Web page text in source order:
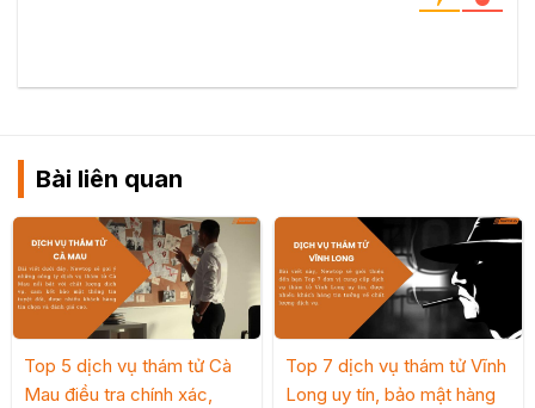
Bài liên quan
Top 5 dịch vụ thám tử Cà
Mau điều tra chính xác,
Top 7 dịch vụ thám tử Vĩnh
Long uy tín, bảo mật hàng